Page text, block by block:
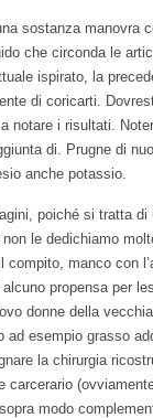
sostanza manovra
che circonda le
ispirato, la
di coricarti.
notare i risultati.
di. Prugne di
anche potassio.
poiché si tratta
le dedichiamo
manco con
propensa per
donne della
esempio grasso
la chirurgia
carcerario
modo